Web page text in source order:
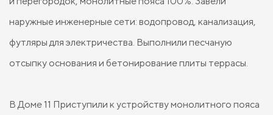
наружные инженерные сети: водопровод, канализация,
футляры для электричества. Выполнили песчаную
отсыпку основания и бетонирование плиты террасы.
В Доме 11 Приступили к устройству монолитного пояса